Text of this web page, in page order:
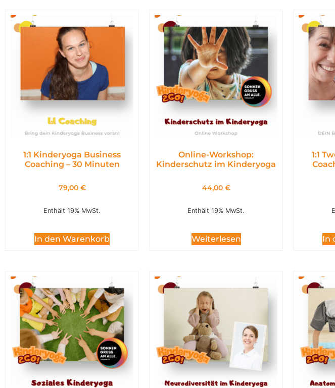
1:1 Kinderyoga Business
Coaching – 30 Minuten
79,00 €
Enthält 19% MwSt.
In den Warenkorb
Online-Workshop:
Kinderschutz im Kinderyoga
44,00 €
Enthält 19% MwSt.
Weiterlesen
1:1
In